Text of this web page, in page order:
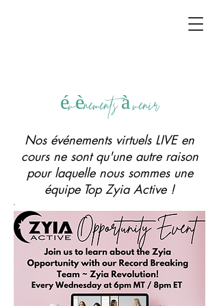
évènements à venir
Nos événements virtuels LIVE en
cours ne sont qu'une autre raison
pour laquelle nous sommes une
équipe Top Zyia Active !